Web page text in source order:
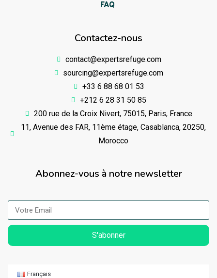
FAQ
Contactez-nous
contact@expertsrefuge.com
sourcing@expertsrefuge.com
+33 6 88 68 01 53
+212 6 28 31 50 85
200 rue de la Croix Nivert, 75015, Paris, France
11, Avenue des FAR, 11ème étage, Casablanca, 20250,
Morocco
Abonnez-vous à notre newsletter
S'abonner
Français